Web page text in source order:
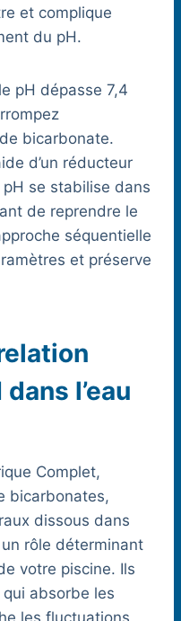
et complique
du pH.
pH dépasse 7,4
bicarbonate.
d’un réducteur
se stabilise dans
de reprendre le
séquentielle
et préserve
l’eau
Complet,
bicarbonates,
dissous dans
un rôle déterminant
votre piscine. Ils
absorbe les